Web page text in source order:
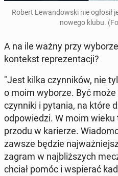
Robert Lewandows­ki nie ogłosił
nowego klubu.
A na ile ważny przy
kon­tekst reprezen­tacji?
"Jest kilka czyn­ników, nie
o moim wyborze. Być
czyn­ni­ki i pytania, na które
odpowiedzi. W moim
przodu w kari­erze.
zawsze będzie
zagram w na­jbliższych
chciał pomóc i wspier­ać